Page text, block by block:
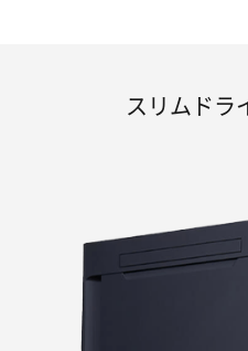
スリムドラ